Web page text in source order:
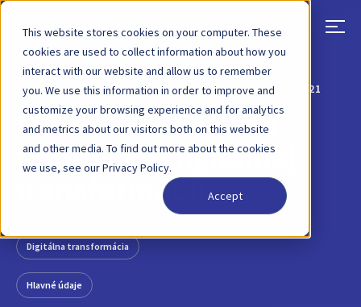
This website stores cookies on your computer. These
cookies are used to collect information about how you
interact with our website and allow us to remember
you. We use this information in order to improve and
customize your browsing experience and for analytics
and metrics about our visitors both on this website
and other media. To find out more about the cookies
we use, see our Privacy Policy.
Accept
SPÄŤ PRÍSPEVOK NA BLOGU 08. DECEMBRA 2021
Miesto finančného
riaditeľa v digitálnej
transformácii
Digitálna transformácia
Hlavné údaje